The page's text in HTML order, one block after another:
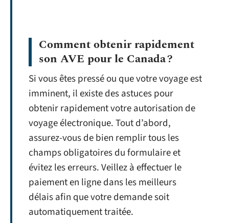
Comment obtenir rapidement
son AVE pour le Canada ?
Si vous êtes pressé ou que votre voyage est
imminent, il existe des astuces pour
obtenir rapidement votre autorisation de
voyage électronique. Tout d’abord,
assurez-vous de bien remplir tous les
champs obligatoires du formulaire et
évitez les erreurs. Veillez à effectuer le
paiement en ligne dans les meilleurs
délais afin que votre demande soit
automatiquement traitée.